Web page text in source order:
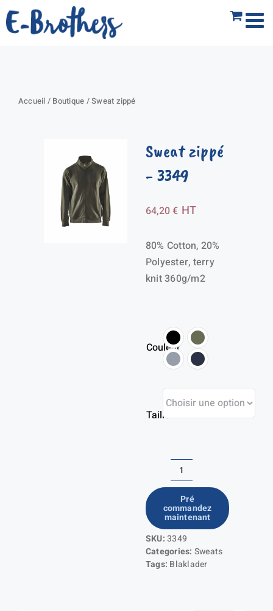
Passer
au
Accueil / Boutique /Sweat zippé
Sweat zippé
- 3349
64,20€ HT
80% Cotton, 20%
Polyester, terry
knit 360g/m2
Couleur
Taille
quantité
de
Sweat
zippé
Pré
commandez
maintenant
SKU:3349
Categories: Sweats
Tags: Blaklader